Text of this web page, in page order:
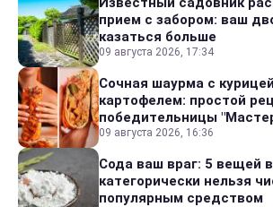
прием с забором: ваш
казаться больше
09 августа 2026, 17:34
Сочная шаурма с
картофелем: простой
победительницы
09 августа 2026, 16:36
Сода ваш враг: 5 вещей
категорически нельзя
популярным средством